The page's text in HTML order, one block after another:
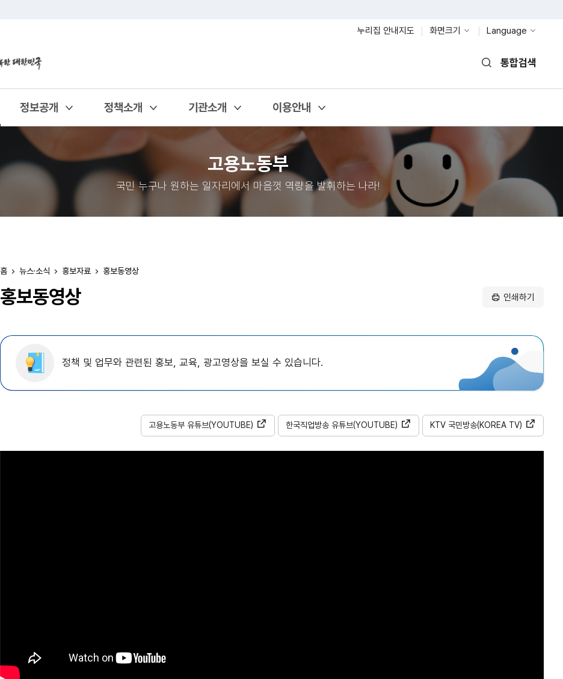
누리집 안내지도
화면크기 Language
통합검색
정보공개
열기
정책소개
열기
기관소개
열기
이용안내
열기
고용노동부
국민 누구나 원하는 일자리에서 마음껏 역량을 발휘하는 나라!
홍보동영상
홈 뉴스·소식 홍보자료 홍보동영상
인쇄하기
정책 및 업무와 관련된 홍보, 교육, 광고영상을 보실 수 있습니다.
고용노동부 유튜브(YOUTUBE) 한국직업방송 유튜브(YOUTUBE) KTV 국민방송(KOREA TV)